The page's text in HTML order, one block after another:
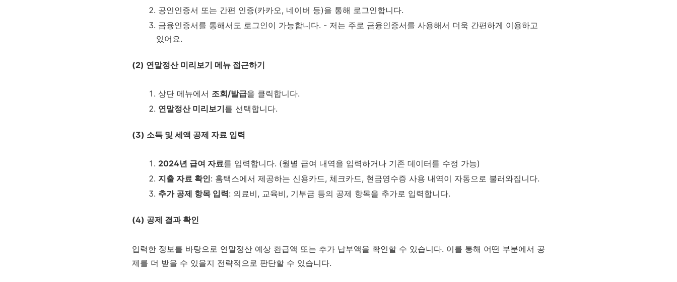
공인인증서 또는 간편 인증(카카오, 네이버 등)을 통해 로그인합니다.
금융인증서를 통해서도 로그인이 가능합니다. - 저는 주로 금융인증서를 사용해서 더욱 간편하게 이용하고
있어요.
(2) 연말정산 미리보기 메뉴 접근하기
상단 메뉴에서 조회/발급을 클릭합니다.
연말정산 미리보기를 선택합니다.
(3) 소득 및 세액 공제 자료 입력
2024년 급여 자료를 입력합니다. (월별 급여 내역을 입력하거나 기존 데이터를 수정 가능)
지출 자료 확인: 홈택스에서 제공하는 신용카드, 체크카드, 현금영수증 사용 내역이 자동으로 불러와집니다.
추가 공제 항목 입력: 의료비, 교육비, 기부금 등의 공제 항목을 추가로 입력합니다.
(4) 공제 결과 확인
입력한 정보를 바탕으로 연말정산 예상 환급액 또는 추가 납부액을 확인할 수 있습니다. 이를 통해 어떤 부분에서 공
제를 더 받을 수 있을지 전략적으로 판단할 수 있습니다.